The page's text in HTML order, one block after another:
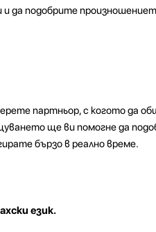
и да подобрите
партньор, с когото да
ще ви помогне да
бързо в реално време.
език.